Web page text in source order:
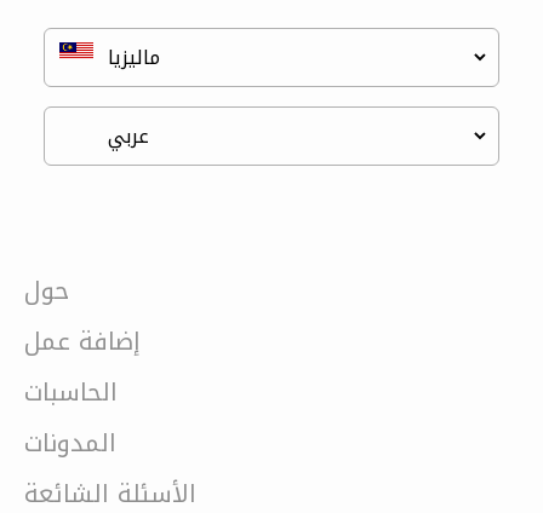
حول
إضافة عمل
الحاسبات
المدونات
الأسئلة الشائعة